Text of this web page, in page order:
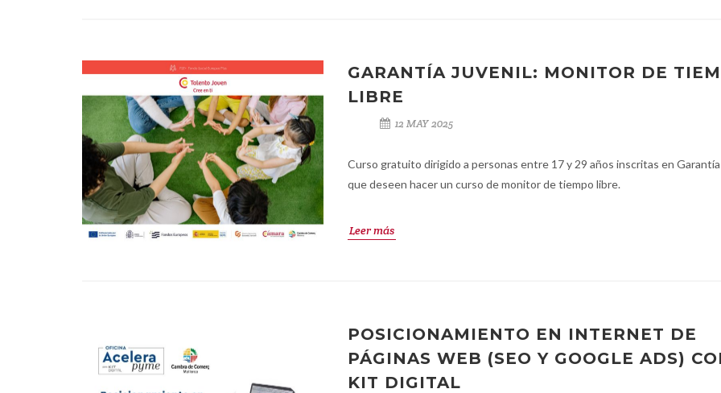
GARANTÍA JUVENIL: MONITOR DE
LIBRE
12 MAY 2025
Curso gratuito dirigido a personas entre 17 y 29 años inscritas en
que deseen hacer un curso de monitor de tiempo libre.
Leer más
POSICIONAMIENTO EN INTERNET DE
PÁGINAS WEB (SEO Y GOOGLE ADS)
KIT DIGITAL